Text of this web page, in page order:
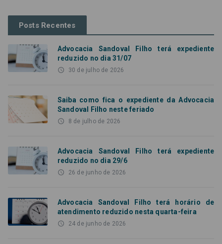
Posts Recentes
Advocacia Sandoval Filho terá expediente
reduzido no dia 31/07
access_time 30 de julho de 2026
Saiba como fica o expediente da Advocacia
Sandoval Filho neste feriado
access_time 8 de julho de 2026
Advocacia Sandoval Filho terá expediente
reduzido no dia 29/6
access_time 26 de junho de 2026
Advocacia Sandoval Filho terá horário de
atendimento reduzido nesta quarta-feira
access_time 24 de junho de 2026